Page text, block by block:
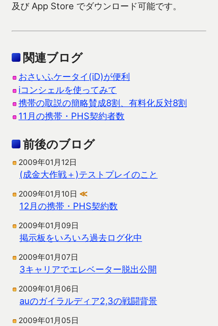
及び App Store でダウンロード可能です。
関連ブログ
おさいふケータイ(iD)が便利
iコンシェルを使ってみて
携帯の取説の簡略賛成8割、有料化反対8割
11月の携帯・PHS契約者数
前後のブログ
2009年01月12日
(成金大作戦＋)テストプレイのこと
2009年01月10日 ≪
12月の携帯・PHS契約数
2009年01月09日
掲示板をいろいろ過去ログ化中
2009年01月07日
3キャリアでエレベーター脱出公開
2009年01月06日
auのガイラルディア2,3の戦闘背景
2009年01月05日